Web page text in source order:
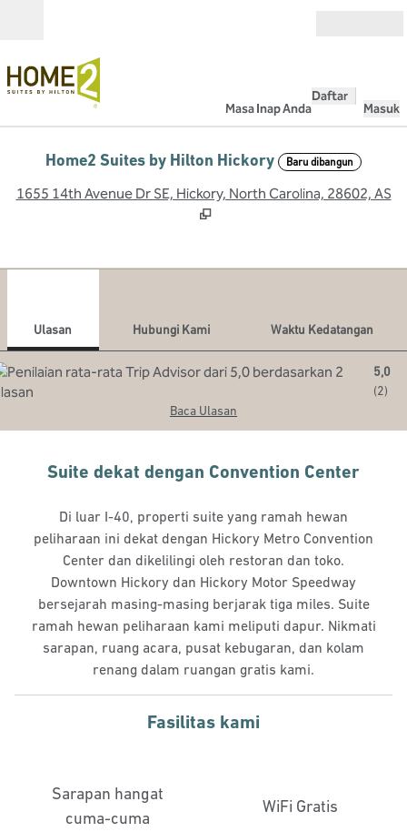
Masa Inap Anda
Daftar
Masuk
Home2 Suites by Hilton Hickory Baru dibangun
1655 14th Avenue Dr SE, Hickory, North Carolina, 28602, AS
Ulasan Hubungi Kami
Waktu Kedatangan
5,0
(2)
Baca Ulasan
Suite dekat dengan Convention Center
Di luar I-40, properti suite yang ramah hewan
peliharaan ini dekat dengan Hickory Metro Convention
Center dan dikelilingi oleh restoran dan toko.
Downtown Hickory dan Hickory Motor Speedway
bersejarah masing-masing berjarak tiga miles. Suite
ramah hewan peliharaan kami meliputi dapur. Nikmati
sarapan, ruang acara, pusat kebugaran, dan kolam
renang dalam ruangan gratis kami.
Fasilitas kami
Sarapan hangat
cuma-cuma
WiFi Gratis